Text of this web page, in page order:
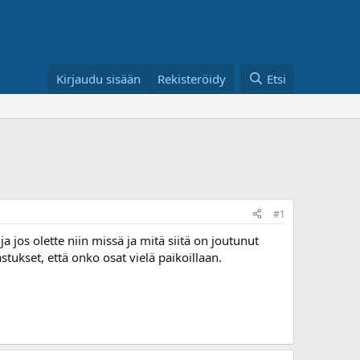
Kirjaudu sisään Rekisteröidy Etsi
#1
jos olette niin missä ja mitä siitä on joutunut
että onko osat vielä paikoillaan.